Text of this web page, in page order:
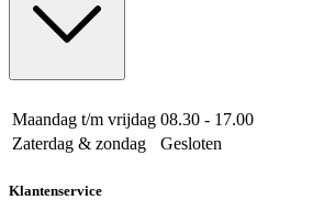
Maandag t/m vrijdag 08.30 - 17.00
Zaterdag & zondag
Gesloten
Klantenservice